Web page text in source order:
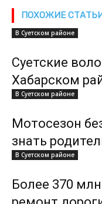
ПОХОЖИЕ
В Суетском районе
Суетские
Хабарском
В Суетском районе
Мотосезон
знать
В Суетском районе
Более 370